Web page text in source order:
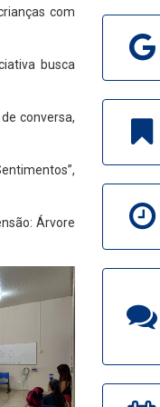
com
busca
conversa,
Árvore